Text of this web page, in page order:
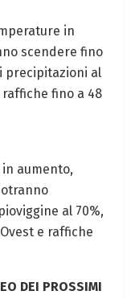
in
scendere fino
precipitazioni al
raffiche fino a 48
aumento,
al 70%,
e raffiche
DEI PROSSIMI